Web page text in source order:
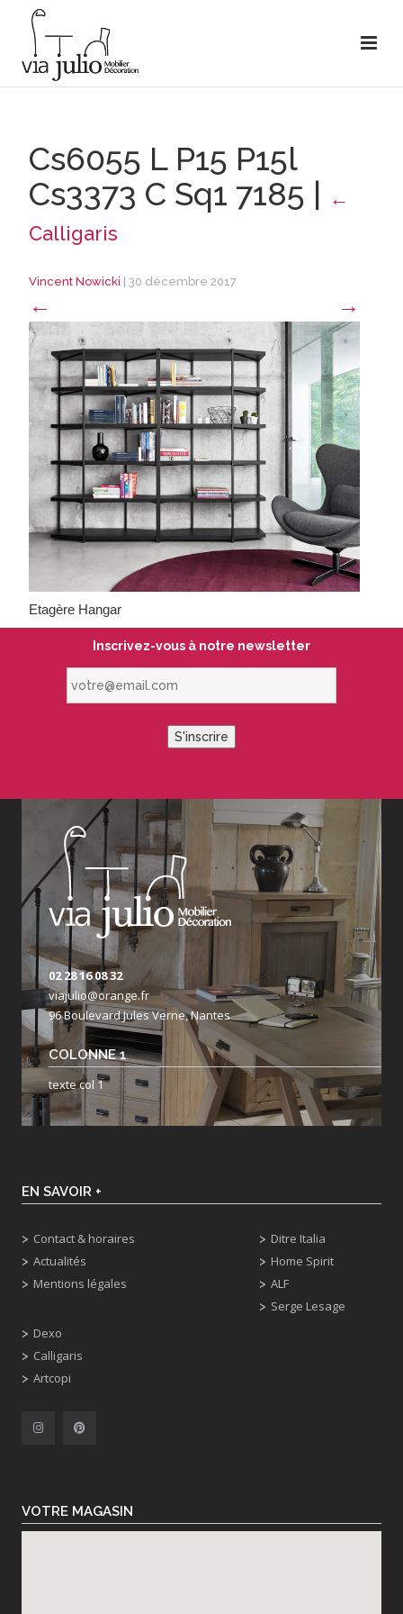
Cs6055 L P15 P15l
Cs3373 C Sq1 7185 | ←
Calligaris
Vincent Nowicki 30 décembre 2017
← →
Etagère Hangar
Inscrivez-vous à notre newsletter
S'inscrire
02 28 16 08 32
viajulio@orange.fr
96 Boulevard Jules Verne, Nantes
COLONNE 1
texte col 1
EN SAVOIR +
Contact & horaires
Actualités
Mentions légales
Dexo
Calligaris
Artcopi
Ditre Italia
Home Spirit
ALF
Serge Lesage
VOTRE MAGASIN